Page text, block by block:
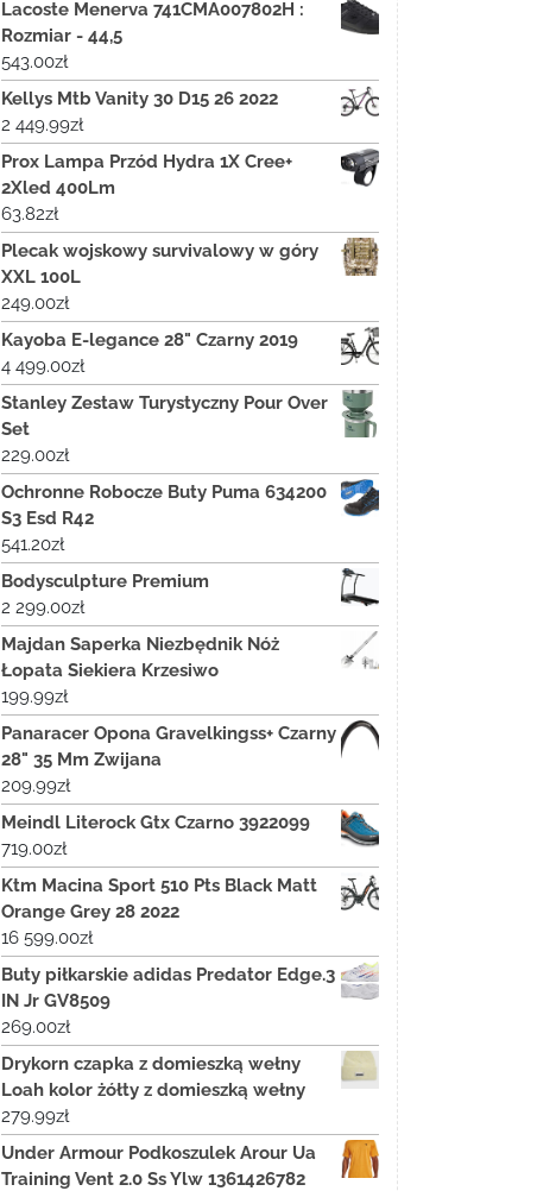
Lacoste Menerva 741CMA007802H :
Rozmiar - 44,5
543.00zł
Kellys Mtb Vanity 30 D15 26 2022
2 449.99zł
Prox Lampa Przód Hydra 1X Cree+
2Xled 400Lm
63.82zł
Plecak wojskowy survivalowy w góry
XXL 100L
249.00zł
Kayoba E-legance 28" Czarny 2019
4 499.00zł
Stanley Zestaw Turystyczny Pour Over
Set
229.00zł
Ochronne Robocze Buty Puma 634200
S3 Esd R42
541.20zł
Bodysculpture Premium
2 299.00zł
Majdan Saperka Niezbędnik Nóż
Łopata Siekiera Krzesiwo
199.99zł
Panaracer Opona Gravelkingss+ Czarny
28" 35 Mm Zwijana
209.99zł
Meindl Literock Gtx Czarno 3922099
719.00zł
Ktm Macina Sport 510 Pts Black Matt
Orange Grey 28 2022
16 599.00zł
Buty piłkarskie adidas Predator Edge.3
IN Jr GV8509
269.00zł
Drykorn czapka z domieszką wełny
Loah kolor żółty z domieszką wełny
279.99zł
Under Armour Podkoszulek Arour Ua
Training Vent 2.0 Ss Ylw 1361426782